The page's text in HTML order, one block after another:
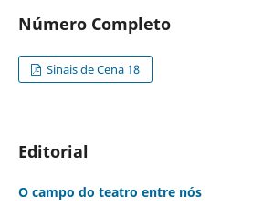
Número Completo
Sinais de Cena 18
Editorial
O campo do teatro entre nós